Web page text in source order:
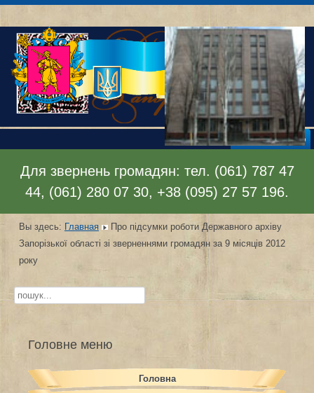
Раскрыть меню
Для звернень громадян: тел. (061) 787 47
44, (061) 280 07 30, +38 (095) 27 57 196.
Вы здесь: Главная
Про підсумки роботи Державного архіву
Запорізької області зі зверненнями громадян за 9 місяців 2012
року
Искать...
Головне меню
Головна